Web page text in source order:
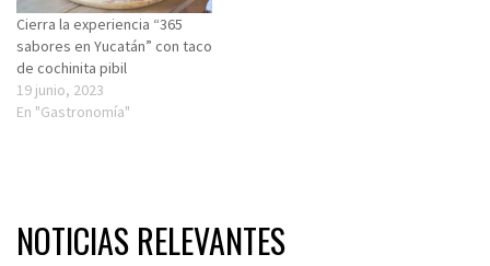
Cierra la experiencia “365
sabores en Yucatán” con taco
de cochinita pibil
19 junio, 2023
En "Gastronomía"
NOTICIAS RELEVANTES